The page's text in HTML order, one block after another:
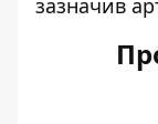
зазначив